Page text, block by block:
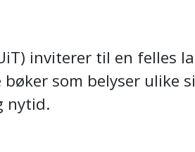
inviterer til en felles
som belyser ulike
nytid.